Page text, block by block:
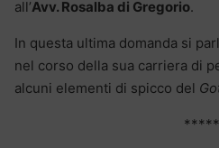
all’Avv. Rosalba di Gregorio.
In questa ultima domanda si
nel corso della sua carriera di
alcuni elementi di spicco del
*****